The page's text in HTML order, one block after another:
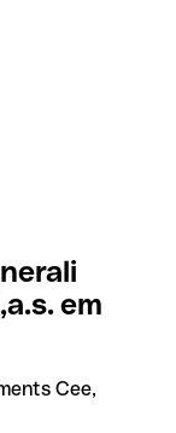
em
Cee,